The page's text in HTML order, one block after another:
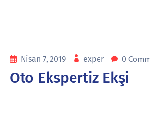
Nisan 7, 2019 exper 0
Oto Ekspertiz Ekşi